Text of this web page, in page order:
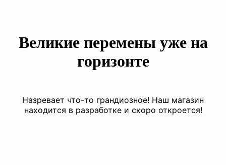
Великие перемены уже на
горизонте
Назревает что-то грандиозное! Наш магазин
находится в разработке и скоро откроется!